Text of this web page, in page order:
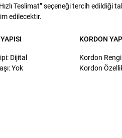
Teslimat” seçeneği tercih
edilecektir.
Dijital
Yok
KORDON
Kordon
Kordon